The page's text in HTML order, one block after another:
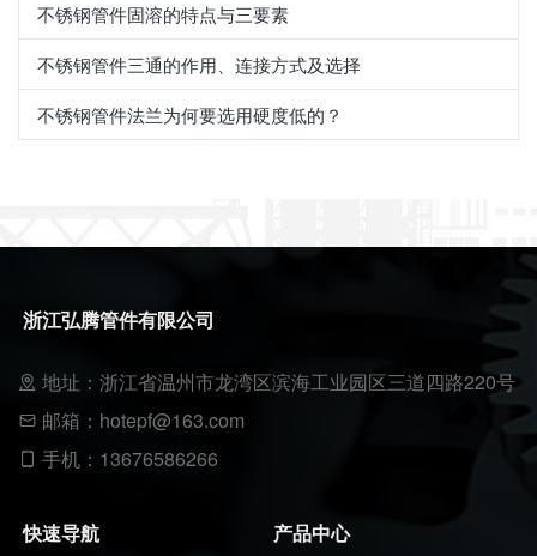
不锈钢管件固溶的特点与三要素
不锈钢管件三通的作用、连接方式及选择
不锈钢管件法兰为何要选用硬度低的？
浙江弘腾管件有限公司
地址：浙江省温州市龙湾区滨海工业园区三道四路220号
邮箱：hotepf@163.com
手机：13676586266
快速导航 产品中心